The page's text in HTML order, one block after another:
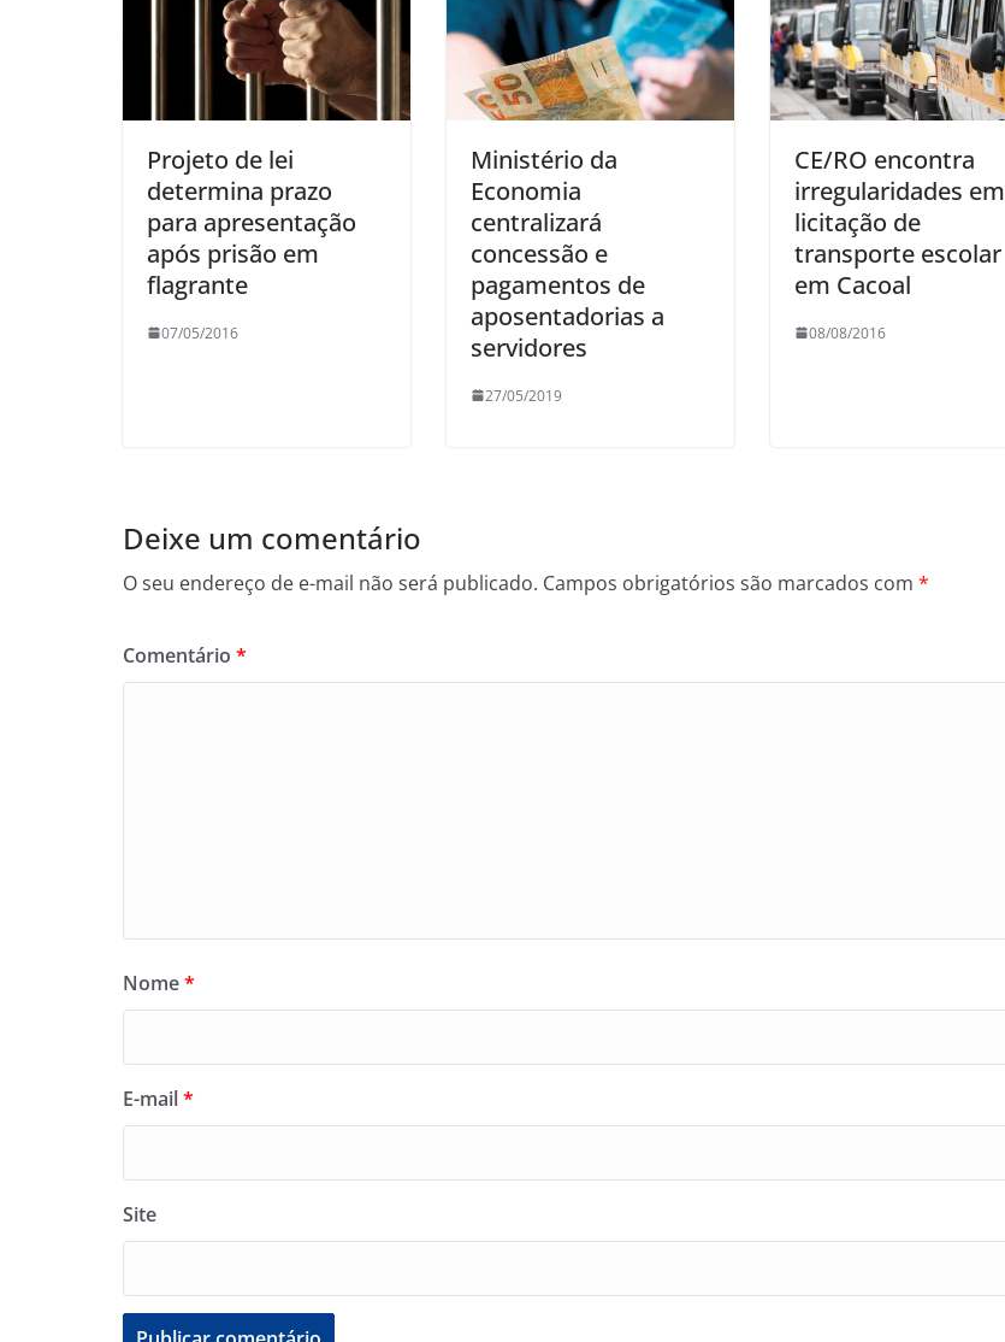
Projeto de lei
determina prazo
para apresentação
após prisão em
flagrante
07/05/2016
Ministério da
Economia
centralizará
concessão e
pagamentos de
aposentadorias a
servidores
27/05/2019
CE/RO encontra
irregularidades em
licitação de
transporte escolar
em Cacoal
08/08/2016
Deixe um comentário
O seu endereço de e-mail não será publicado. Campos obrigatórios são marcados com *
Comentário *
Nome*
E-mail*
Site